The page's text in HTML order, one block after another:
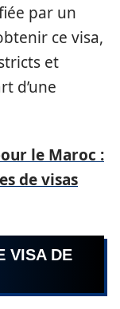
par un
ce visa,
et
d’une
le Maroc :
de visas
VISA DE